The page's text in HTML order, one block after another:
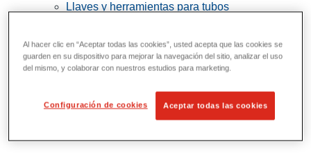
Llaves y herramientas para tubos
Llaves
Curvado y conformado
Corte y preparación de tubos
Al hacer clic en “Aceptar todas las cookies”, usted acepta que las cookies se
guarden en su dispositivo para mejorar la navegación del sitio, analizar el uso
del mismo, y colaborar con nuestros estudios para marketing.
Configuración de cookies Aceptar todas las cookies